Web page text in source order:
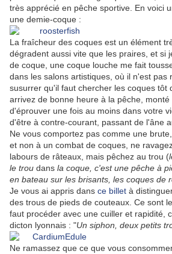
très apprécié en pêche sportive. En voici
une demie-coque :
La fraîcheur des coques est un élément
dégradent aussi vite que les praires, et si
de coque, une coque louche me fait
dans les salons artistiques, où il n'est pas
susurrer qu'il faut chercher les coques tôt
arrivez de bonne heure à la pêche,
d'éprouver une fois au moins dans votre
d'être à contre-courant, passant de l'âne
Ne vous comportez pas comme une
et non à un combat de coques, ne
labours de râteaux, mais pêchez au trou (
le trou dans la coque, c'est une pêche à
en bateau sur les brisants, les coques de
Je vous ai appris dans ce billet à
des trous de pieds de couteaux. Ce sont
faut procéder avec une cuiller et rapidité,
dicton lyonnais : "Un siphon, deux petits
Ne ramassez que ce que vous